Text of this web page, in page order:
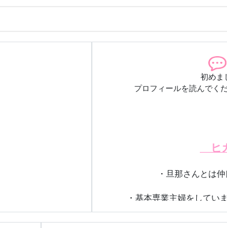
初めま
プロフィールを読んでく
ヒ
・旦那さんとは
・基本専業主婦をしてい
・お花や旅行